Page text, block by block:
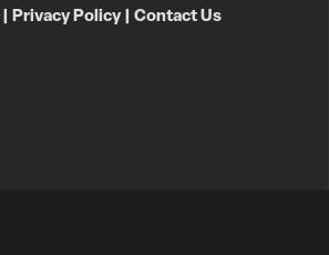
Privacy Policy| Contact Us